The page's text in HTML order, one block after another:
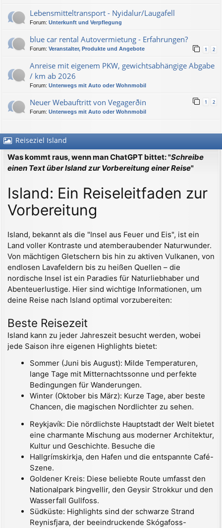
Lebensmitteltransport - Nyidalur/Laugafell
Forum: Unterkunft und Verpflegung
blue car rental Autovermietung - Erfahrungen?
1 2
Forum: Veranstalter, Produkte und Angebote
Anreise mit eigenem PKW, gewichtsabhängige Abgabe
/ km ab 2026
Forum: Unterwegs mit Auto oder Wohnmobil
Neuer Webauftritt von Vegagerðin 1 2
Forum: Unterwegs mit Auto oder Wohnmobil
Reiseziel Island
Was kommt raus, wenn man ChatGPT bittet: "Schreibe
einen Text über Island zur Vorbereitung einer Reise"
Island: Ein Reiseleitfaden zur
Vorbereitung
Island, bekannt als die "Insel aus Feuer und Eis", ist ein
Land voller Kontraste und atemberaubender Naturwunder.
Von mächtigen Gletschern bis hin zu aktiven Vulkanen, von
endlosen Lavafeldern bis zu heißen Quellen – die
nordische Insel ist ein Paradies für Naturliebhaber und
Abenteuerlustige. Hier sind wichtige Informationen, um
deine Reise nach Island optimal vorzubereiten:
Beste Reisezeit
Island kann zu jeder Jahreszeit besucht werden, wobei
jede Saison ihre eigenen Highlights bietet:
Sommer (Juni bis August): Milde Temperaturen,
lange Tage mit Mitternachtssonne und perfekte
Bedingungen für Wanderungen.
Winter (Oktober bis März): Kurze Tage, aber beste
Chancen, die magischen Nordlichter zu sehen.
Reykjavík: Die nördlichste Hauptstadt der Welt bietet
eine charmante Mischung aus moderner Architektur,
Kultur und Geschichte. Besuche die
Hallgrímskirkja, den Hafen und die entspannte Café-
Szene.
Goldener Kreis: Diese beliebte Route umfasst den
Nationalpark Þingvellir, den Geysir Strokkur und den
Wasserfall Gullfoss.
Südküste: Highlights sind der schwarze Strand
Reynisfjara, der beeindruckende Skógafoss-